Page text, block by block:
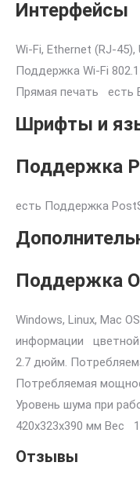
Интерфейсы
Wi-Fi, Ethernet (RJ-45),
Поддержка Wi-Fi
Прямая печать есть
Шрифты и
Поддержка
есть Поддержка
Поддержка
Windows, Linux, Mac
информации
2.7 дюйм.
Потребляемая
Уровень шума при
420x323x390 мм Вес
Отзывы